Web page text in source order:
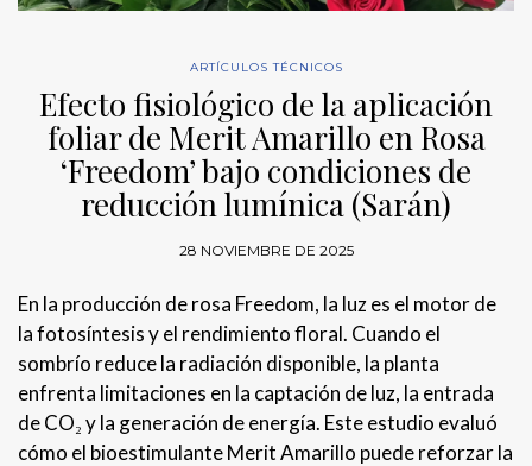
ARTÍCULOS TÉCNICOS
Efecto fisiológico de la aplicación
foliar de Merit Amarillo en Rosa
‘Freedom’ bajo condiciones de
reducción lumínica (Sarán)
28 NOVIEMBRE DE 2025
En la producción de rosa Freedom, la luz es el motor de
la fotosíntesis y el rendimiento floral. Cuando el
sombrío reduce la radiación disponible, la planta
enfrenta limitaciones en la captación de luz, la entrada
de CO₂ y la generación de energía. Este estudio evaluó
cómo el bioestimulante Merit Amarillo puede reforzar la